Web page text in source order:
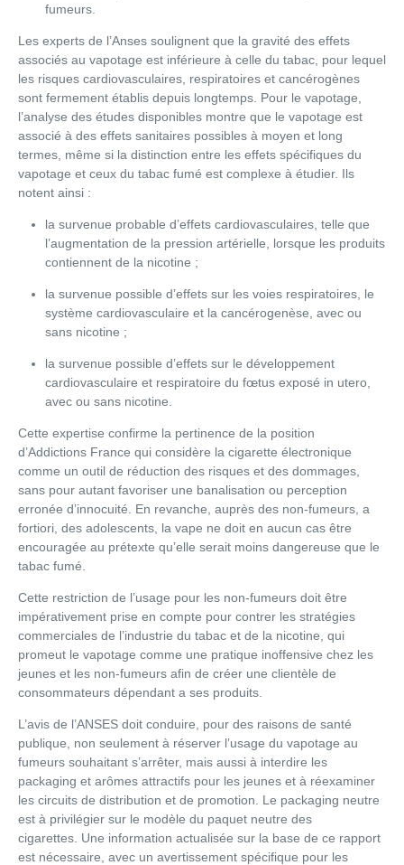
fumeurs.
Les experts de l’Anses soulignent que la gravité des effets
associés au vapotage est inférieure à celle du tabac, pour lequel
les risques cardiovasculaires, respiratoires et cancérogènes
sont fermement établis depuis longtemps. Pour le vapotage,
l’analyse des études disponibles montre que le vapotage est
associé à des effets sanitaires possibles à moyen et long
termes, même si la distinction entre les effets spécifiques du
vapotage et ceux du tabac fumé est complexe à étudier. Ils
notent ainsi :
la survenue probable d’effets cardiovasculaires, telle que
l’augmentation de la pression artérielle, lorsque les produits
contiennent de la nicotine ;
la survenue possible d’effets sur les voies respiratoires, le
système cardiovasculaire et la cancérogenèse, avec ou
sans nicotine ;
la survenue possible d’effets sur le développement
cardiovasculaire et respiratoire du fœtus exposé in utero,
avec ou sans nicotine.
Cette expertise confirme la pertinence de la position
d’Addictions France qui considère la cigarette électronique
comme un outil de réduction des risques et des dommages,
sans pour autant favoriser une banalisation ou perception
erronée d’innocuité. En revanche, auprès des non-fumeurs, a
fortiori, des adolescents, la vape ne doit en aucun cas être
encouragée au prétexte qu’elle serait moins dangereuse que le
tabac fumé.
Cette restriction de l’usage pour les non-fumeurs doit être
impérativement prise en compte pour contrer les stratégies
commerciales de l’industrie du tabac et de la nicotine, qui
promeut le vapotage comme une pratique inoffensive chez les
jeunes et les non-fumeurs afin de créer une clientèle de
consommateurs dépendant a ses produits.
L’avis de l’ANSES doit conduire, pour des raisons de santé
publique, non seulement à réserver l’usage du vapotage au
fumeurs souhaitant s’arrêter, mais aussi à interdire les
packaging et arômes attractifs pour les jeunes et à réexaminer
les circuits de distribution et de promotion. Le packaging neutre
est à privilégier sur le modèle du paquet neutre des
cigarettes. Une information actualisée sur la base de ce rapport
est nécessaire, avec un avertissement spécifique pour les